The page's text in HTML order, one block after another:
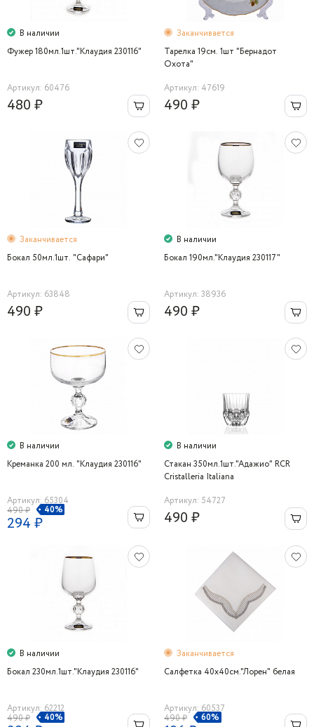
В наличии
Фужер 180мл.1шт."Клаудия 230116"
Артикул: 60476
480 ₽
Заканчивается
Тарелка 19см. 1шт "Бернадот
Охота"
Артикул: 47619
490 ₽
Заканчивается
Бокал 50мл.1шт. "Cафари"
Артикул: 63848
490 ₽
В наличии
Бокал 190мл."Клаудия 230117"
Артикул: 38936
490 ₽
В наличии
Креманка 200 мл. "Клаудия 230116"
Артикул: 65304
490 ₽
40%
294 ₽
В наличии
Стакан 350мл.1шт."Адажио" RCR
Cristalleria Italiana
Артикул: 54727
490 ₽
В наличии
Бокал 230мл.1шт."Клаудия 230116"
Артикул: 62212
490 ₽
40%
Заканчивается
Салфетка 40х40см."Лорен" белая
Артикул: 60537
490 ₽
60%